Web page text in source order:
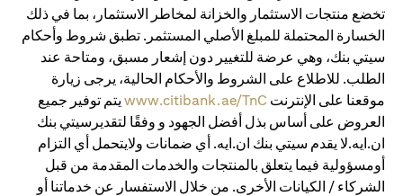
تخضع منتجات الاستثمار والخزانة لمخاطر الاستثمار، بما في ذلك
الخسارة المحتملة للمبلغ الأصلي المستثمر. تطبق شروط وأحكام
سيتي بنك، وهي عرضة للتغيير دون إشعار مسبق، ومتاحة عند
الطلب. للاطلاع على الشروط والأحكام الحالية، يرجى زيارة
موقعنا على الإنترنت www.citibank.ae/TnC يتم توفير جميع
العروض على أساس بذل أفضل الجهود و وفقًا لتقديرسيتي بنك
ان.ايه.لا يقدم سيتي بنك ان.ايه. أي ضمانات ولايتحمل أي التزام
أومسؤولية فيما يتعلق بالمنتجات والخدمات المقدمة من قبل
الشركاء / الكيانات الأخرى. من خلال الاستفسار عن خدماتنا أو